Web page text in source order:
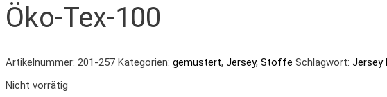
Öko-Tex-100
Artikelnummer: 201-257 Kategorien: gemustert, Jersey, Stoffe Schlagwort: Jersey
Nicht vorrätig